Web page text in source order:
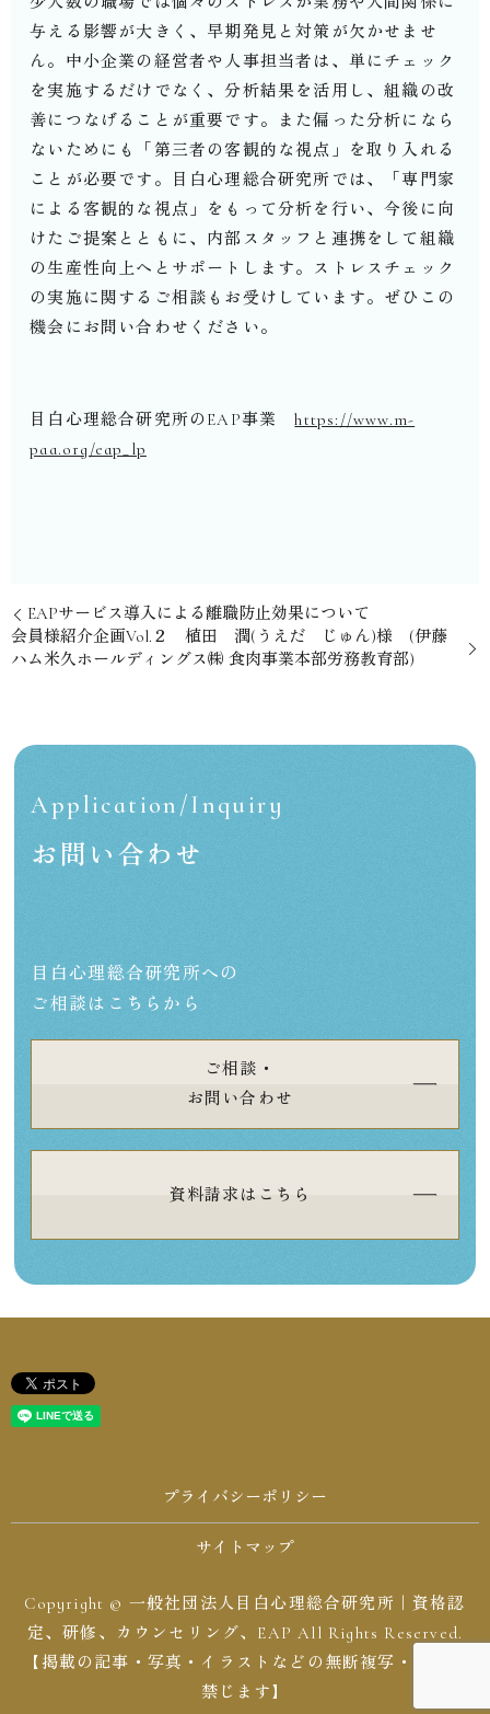
与える影響が大きく、早期発見と対策が欠かせませ
ん。中小企業の経営者や人事担当者は、単にチェック
を実施するだけでなく、分析結果を活用し、組織の改
善につなげることが重要です。また偏った分析になら
ないためにも「第三者の客観的な視点」を取り入れる
ことが必要です。目白心理総合研究所では、「専門家
による客観的な視点」をもって分析を行い、今後に向
けたご提案とともに、内部スタッフと連携をして組織
の生産性向上へとサポートします。ストレスチェック
の実施に関するご相談もお受けしています。ぜひこの
機会にお問い合わせください。
目白心理総合研究所のEAP事業https://www.m-
paa.org/eap_lp
EAPサービス導入による離職防止効果について
会員様紹介企画Vol.２ 植田 潤(うえだ じゅん)様 (伊藤
ハム米久ホールディングス㈱ 食肉事業本部労務教育部)
Application/Inquiry
お問い合わせ
目白心理総合研究所への
ご相談はこちらから
ご相談・
お問い合わせ
資料請求はこちら
プライバシーポリシー
サイトマップ
Copyright © 一般社団法人目白心理総合研究所｜資格認
定、研修、カウンセリング、EAP All Rights Reserved.
【掲載の記事・写真・イラストなどの無断複写・転載を
禁じます】